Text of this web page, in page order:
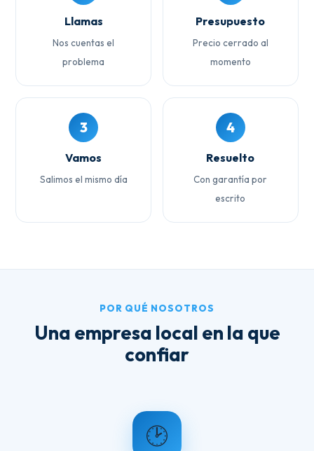
Llamas
Nos cuentas el
problema
Presupuesto
Precio cerrado al
momento
3
Vamos
Salimos el mismo día
4
Resuelto
Con garantía por
escrito
POR QUÉ NOSOTROS
Una empresa local en la que
confiar
🕑